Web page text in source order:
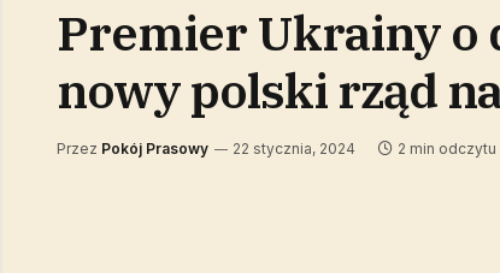
Premier Ukrainy o
nowy polski rząd
Przez Pokój Prasowy 22 stycznia, 2024 2 min odczytu